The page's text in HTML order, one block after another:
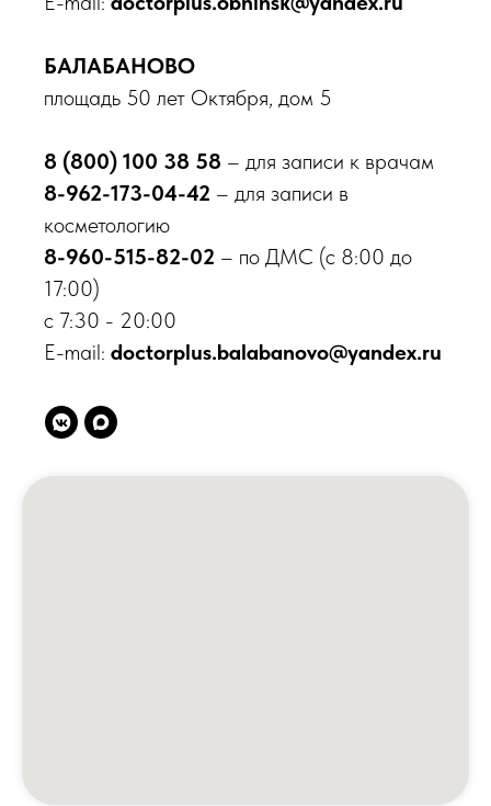
БАЛАБАНОВО
площадь 50 лет Октября, дом 5
8 (800) 100 38 58 – для записи к врачам
8-962-173-04-42 – для записи в
косметологию
8-960-515-82-02 – по ДМС (с 8:00 до
17:00)
с 7:30 - 20:00
E-mail: doctorplus.balabanovo@yandex.ru